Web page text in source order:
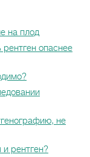
на плод
опаснее
не
рентген?